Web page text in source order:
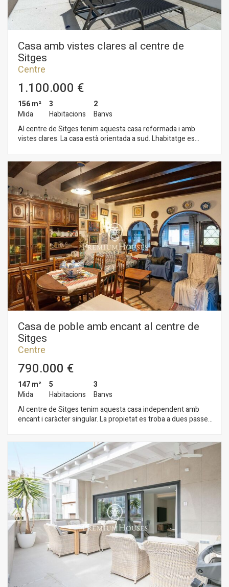
Casa amb vistes clares al centre de
Sitges
Centre
1.100.000 €
156 m²
Mida
3
Habitacions
2
Banys
Al centre de Sitges tenim aquesta casa reformada i amb
vistes clares. La casa està orientada a sud. Lhabitatge es
primera planta tenim la zona de nit composta per una
habitació doble amb sortida a una terrassa ia un balcó. En
aquesta mateixa planta hi trobem un bany complet i una zona
de bugaderia. A la segona planta, tenim la zona de dia
composta per un saló-menjador i una cuina office oberta. Des
d'ambdues estades s'accedeix a un balcó ia una terrassa. A la
planta tercera tenim una altra zona de nit composta per una
habitació doble amb accés a una terrassa ia un balcó. A la
quarta planta hi ha un petit bany i un solàrium amb vistes
clares al mar. L'habitatge té una llicència comercial per obrir un
negoci a la planta baixa. L'habitatge se situa al barri del Centre
de Sitges. Aquest barri es caracteritza per tenir tots els
serveis i la platja a tir de pedra. El centre de Sitges compta
amb moltíssima vida durant tot l´any per gaudir de totes les
festivitats d´aquesta localitat.
Casa de poble amb encant al centre de
Sitges
Centre
790.000 €
147 m²
Mida
5
Habitacions
3
Banys
Al centre de Sitges tenim aquesta casa independent amb
encant i caràcter singular. La propietat es troba a dues passes
en quatre plantes. A la planta baixa, zona de dia, hi ha un gran
rebedor amb saló-menjador i una xemeneia. Tot seguit, hi ha
una cuina independent amb sortida a un pati, un rebost i un
lavabo que dóna servei a la planta baixa. A la primera planta,
zona de nit, tenim quatre habitacions, tres són dobles i una
individual. Una de les dobles és de grans dimensions. Un. bany
complet dóna servei a tota la planta. A més, en aquesta planta
hi ha una gran terrassa amb vistes al carrer. A la segona planta
hi ha una altra habitació doble, un bany complet i una terrassa
que dóna al carrer. A la tercera planta, hi ha una gran terrassa
que dóna a linterior de la poma amb orientació a oest. La
propietat està ubicada al centre de Sitges un barri que es
caracteritza per la seva ubicació pel que fa a serveis
essencials ia la platja.